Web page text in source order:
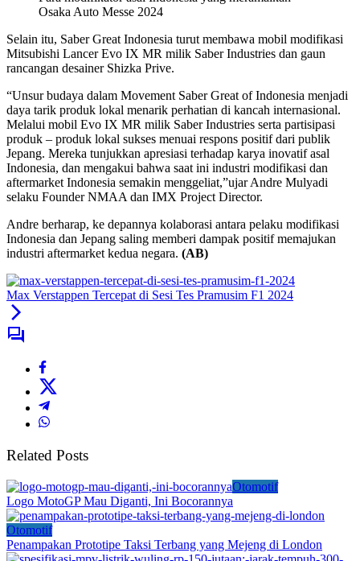
Osaka Auto Messe 2024
Selain itu, Saber Great Indonesia turut membawa mobil modifikasi
Mitsubishi Lancer Evo IX MR milik Saber Industries dan gaun
rancangan desainer Shizka Prive.
“Unsur budaya dalam Movement Saber Great of Indonesia menjadi
daya tarik produk lokal menarik perhatian di kancah internasional.
Melalui mobil Evo IX MR milik Saber Industries serta partisipasi
produk – produk lokal sukses menuai respons positif dari publik
Jepang. Mereka tunjukkan apresiasi terhadap karya inovatif asal
Indonesia, dan mengakui bahwa saat ini industri modifikasi dan
aftermarket Indonesia semakin menggeliat,”ujar Andre Mulyadi
selaku Founder NMAA dan IMX Project Director.
Andre berharap, ke depannya kolaborasi antara pelaku modifikasi
Indonesia dan Jepang saling memberi dampak positif memajukan
industri aftermarket kedua negara. (AB)
Max Verstappen Tercepat di Sesi Tes Pramusim F1 2024
Related Posts
Otomotif
Logo MotoGP Mau Diganti, Ini Bocorannya
Otomotif
Penampakan Prototipe Taksi Terbang yang Mejeng di London